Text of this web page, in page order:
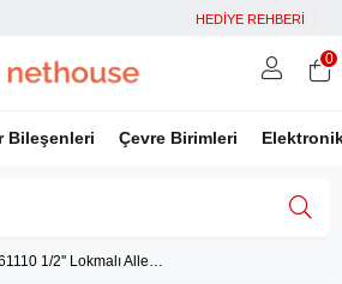
HEDİYE REHBERİ
Bileşenleri Çevre Birimleri
0
İzeltaş 1113061110 1/2'' Lokmalı Allen Uç 10 mm